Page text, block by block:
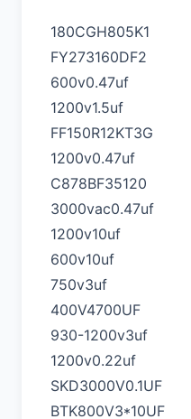
180CGH805K1
FY273160DF2
600v0.47uf
1200v1.5uf
FF150R12KT3G
1200v0.47uf
C878BF35120
3000vac0.47uf
1200v10uf
600v10uf
750v3uf
400V4700UF
930-1200v3uf
1200v0.22uf
SKD3000V0.1UF
BTK800V3*10UF